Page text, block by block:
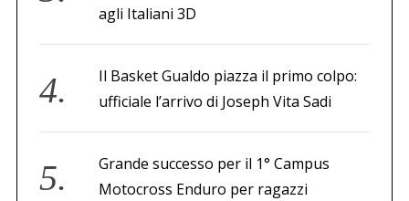
agli Italiani 3D
Il Basket Gualdo piazza il primo colpo:
ufficiale l’arrivo di Joseph Vita Sadi
Grande successo per il 1° Campus
Motocross Enduro per ragazzi